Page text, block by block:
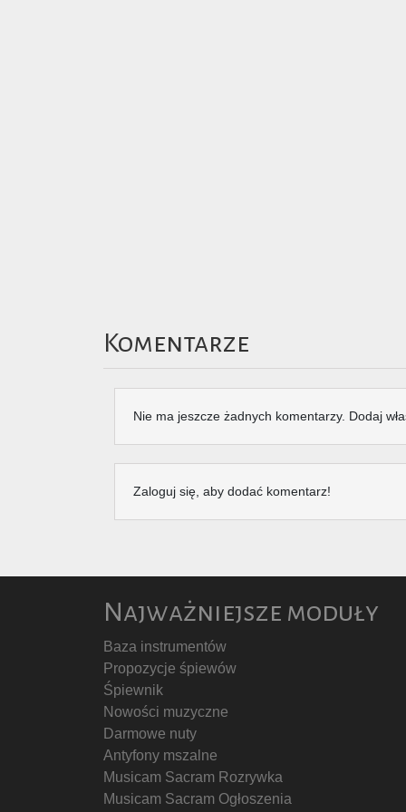
Komentarze
Nie ma jeszcze żadnych komentarzy. Dodaj
Zaloguj się, aby dodać komentarz!
Najważniejsze moduły
Baza instrumentów
Propozycje śpiewów
Śpiewnik
Nowości muzyczne
Darmowe nuty
Antyfony mszalne
Musicam Sacram Rozrywka
Musicam Sacram Ogłoszenia